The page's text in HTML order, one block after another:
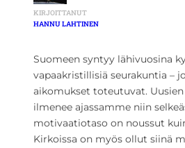
KIRJOITTANUT
HANNU LAHTINEN
Suomeen syntyy lähivuosina
vapaakristillisiä seurakuntia –
aikomukset toteutuvat.
ilmenee ajassamme niin
motivaatiotaso on noussut
Kirkoissa on myös ollut siinä